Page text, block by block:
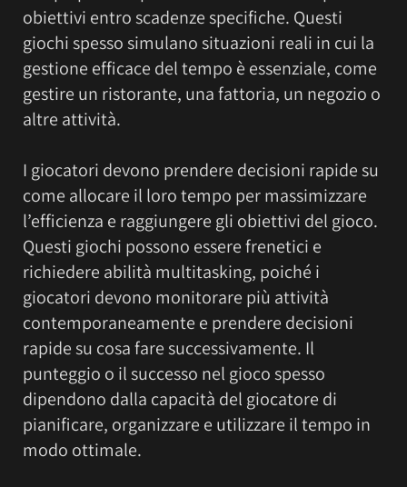
obiettivi entro scadenze specifiche. Questi
giochi spesso simulano situazioni reali in cui la
gestione efficace del tempo è essenziale, come
gestire un ristorante, una fattoria, un negozio o
altre attività.
I giocatori devono prendere decisioni rapide su
come allocare il loro tempo per massimizzare
l’efficienza e raggiungere gli obiettivi del gioco.
Questi giochi possono essere frenetici e
richiedere abilità multitasking, poiché i
giocatori devono monitorare più attività
contemporaneamente e prendere decisioni
rapide su cosa fare successivamente. Il
punteggio o il successo nel gioco spesso
dipendono dalla capacità del giocatore di
pianificare, organizzare e utilizzare il tempo in
modo ottimale.